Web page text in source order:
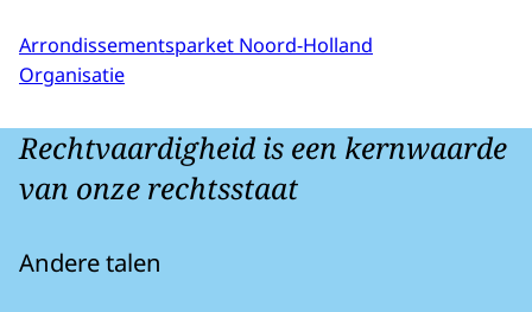
Arrondissementsparket Noord-Holland
Organisatie
Rechtvaardigheid is een kernwaarde
van onze rechtsstaat
Andere talen